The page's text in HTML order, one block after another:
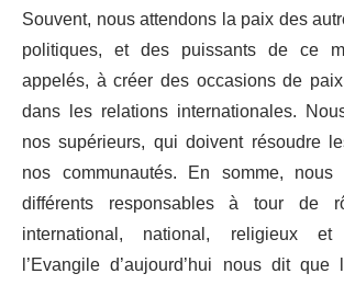
Souvent, nous attendons la paix des
politiques, et des puissants de ce
appelés, à créer des occasions de
dans les relations internationales.
nos supérieurs, qui doivent résoudre
nos communautés. En somme, nous
différents responsables à tour de
international, national, religieux
l’Evangile d’aujourd’hui nous dit